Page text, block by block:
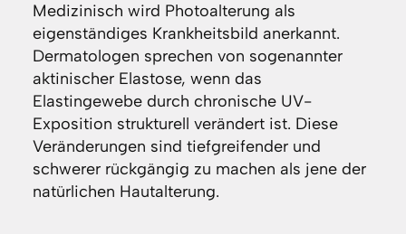
Medizinisch wird Photoalterung als
eigenständiges Krankheitsbild anerkannt.
Dermatologen sprechen von sogenannter
aktinischer Elastose, wenn das
Elastingewebe durch chronische UV-
Exposition strukturell verändert ist. Diese
Veränderungen sind tiefgreifender und
schwerer rückgängig zu machen als jene der
natürlichen Hautalterung.